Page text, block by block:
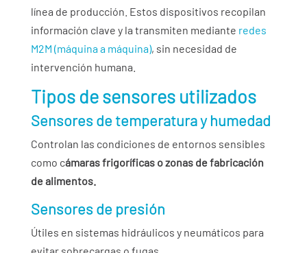
línea de producción. Estos dispositivos recopilan
información clave y la transmiten mediante redes
M2M (máquina a máquina), sin necesidad de
intervención humana.
Tipos de sensores utilizados
Sensores de temperatura y humedad
Controlan las condiciones de entornos sensibles
como cámaras frigoríficas o zonas de fabricación
de alimentos.
Sensores de presión
Útiles en sistemas hidráulicos y neumáticos para
evitar sobrecargas o fugas.